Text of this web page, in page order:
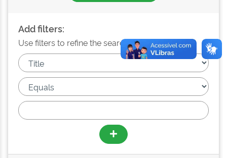
Add filters:
Use filters to refine the search results.